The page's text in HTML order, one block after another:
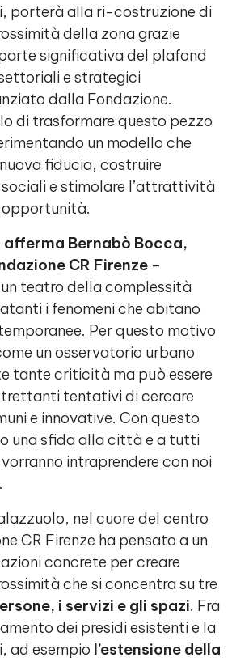
porterà alla ri-costruzione di
della zona grazie
significativa del plafond
e strategici
dalla Fondazione.
di trasformare questo pezzo
un modello che
fiducia, costruire
e stimolare l’attrattività
afferma Bernabò Bocca,
CR Firenze –
teatro della complessità
i fenomeni che abitano
Per questo motivo
un osservatorio urbano
tante criticità ma può essere
tentativi di cercare
e innovative. Con questo
una sfida alla città e a tutti
intraprendere con noi
nel cuore del centro
CR Firenze ha pensato a un
concrete per creare
che si concentra su tre
i servizi e gli spazi. Fra
dei presidi esistenti e la
ad esempio l’estensione della